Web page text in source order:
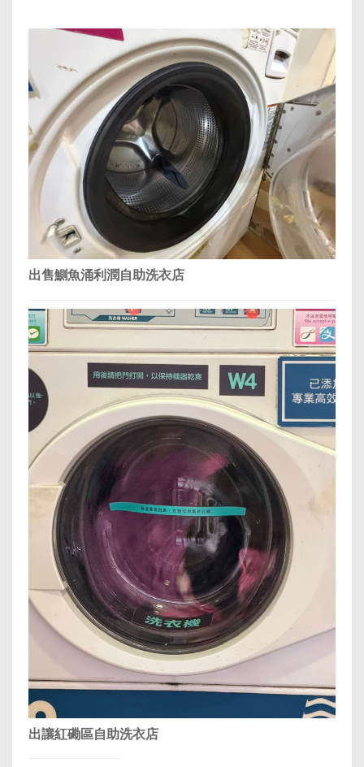
出售鰂魚涌利潤自助洗衣店
出讓紅磡區自助洗衣店